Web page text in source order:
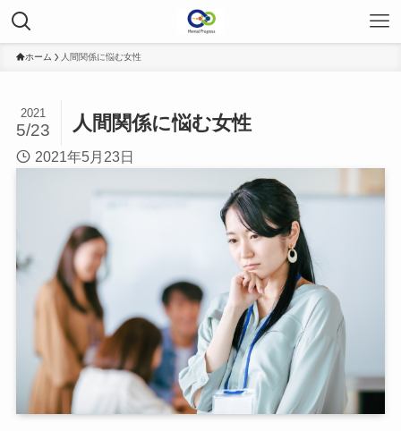
ホーム 人間関係に悩む女性
人間関係に悩む女性
2021
5/23
2021年5月23日